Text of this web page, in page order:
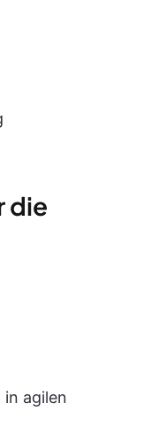
die
agilen